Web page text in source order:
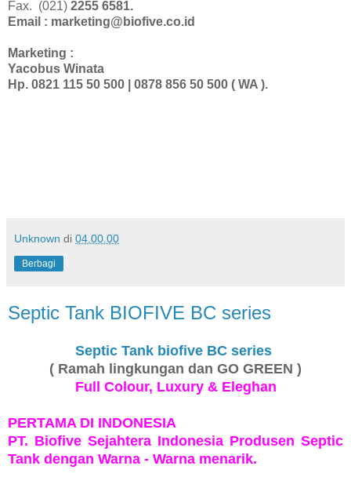
Fax. (021) 2255 6581.
Email : marketing@biofive.co.id
Marketing :
Yacobus Winata
Hp. 0821 115 50 500 | 0878 856 50 500 ( WA ).
Unknown di 04.00.00
Berbagi
Septic Tank BIOFIVE BC series
Septic Tank biofive BC series
( Ramah lingkungan dan GO GREEN )
Full Colour, Luxury & Eleghan
PERTAMA DI INDONESIA
PT. Biofive Sejahtera Indonesia Produsen Septic
Tank dengan Warna - Warna menarik.